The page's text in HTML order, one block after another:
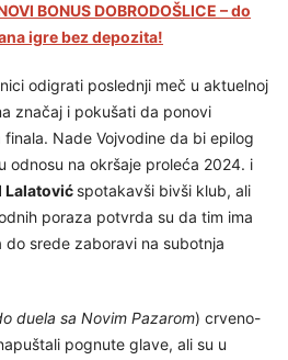
BONUS DOBRODOŠLICE – do
igre bez depozita!
odigrati poslednji meč u aktuelnoj
značaj i pokušati da ponovi
Nade Vojvodine da bi epilog
odnosu na okršaje proleća 2024. i
Lalatović spotakavši bivši klub, ali
poraza potvrda su da tim ima
srede zaboravi na subotnja
duela sa Novim Pazarom) crveno-
pognute glave, ali su u